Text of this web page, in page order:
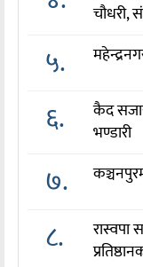
चौधरी,
५.
६.
कैद
भण्डारी
७.
८.
रास्वपा